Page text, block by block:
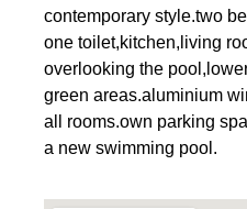
contemporary style.two
one toilet,kitchen,living
overlooking the
green areas.aluminium
all rooms.own parking
a new swimming pool.